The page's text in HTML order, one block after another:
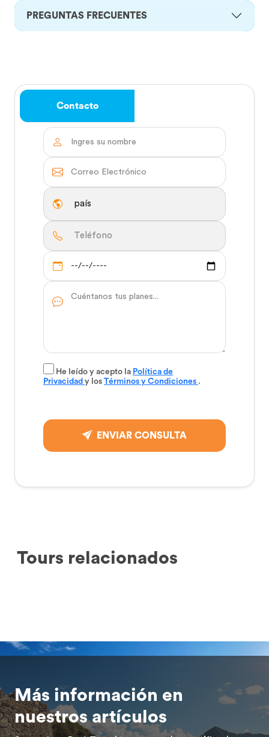
PREGUNTAS FRECUENTES
Contacto
He leído y acepto la Política de
Privacidad y los Términos y Condiciones .
ENVIAR CONSULTA
Tours relacionados
Más información en
nuestros artículos